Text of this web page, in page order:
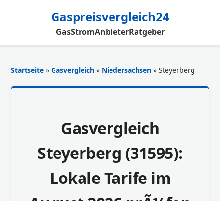
Gaspreisvergleich24
GasStromAnbieterRatgeber
Startseite »Gasvergleich » Niedersachsen » Steyerberg
Gasvergleich
Steyerberg (31595):
Lokale Tarife im